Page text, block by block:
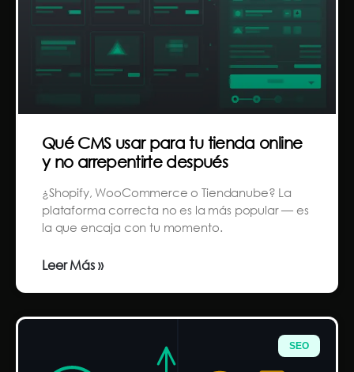
Qué CMS usar para tu tienda online
y no arrepentirte después
¿Shopify, WooCommerce o Tiendanube? La
plataforma correcta no es la más popular — es
la que encaja con tu momento.
Leer Más »
SEO